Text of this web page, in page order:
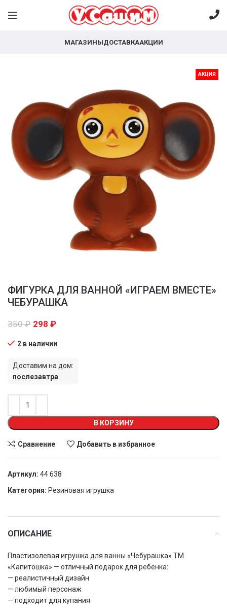
МАГАЗИНЫДОСТАВКААКЦИИ
АКЦИЯ
ФИГУРКА ДЛЯ ВАННОЙ «ИГРАЕМ ВМЕСТЕ»
ЧЕБУРАШКА
350₽ 298 ₽
2 в наличии
Доставим на дом:
послезавтра
В КОРЗИНУ
Сравнение Добавить в избранное
Артикул: 44 638
Категория: Резиновая игрушка
ОПИСАНИЕ
Пластизолевая игрушка для ванны «Чебурашка» ТМ
«Капитошка» — отличный подарок для ребёнка:
— реалистичный дизайн
— любимый персонаж
— подходит для купания